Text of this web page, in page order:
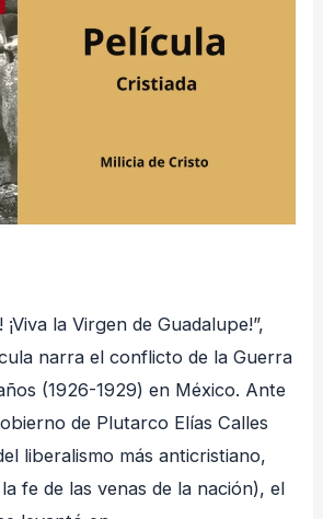
¡Viva la Virgen de Guadalupe!”,
narra el conflicto de la Guerra
(1926-1929) en México. Ante
de Plutarco Elías Calles
liberalismo más anticristiano,
fe de las venas de la nación), el